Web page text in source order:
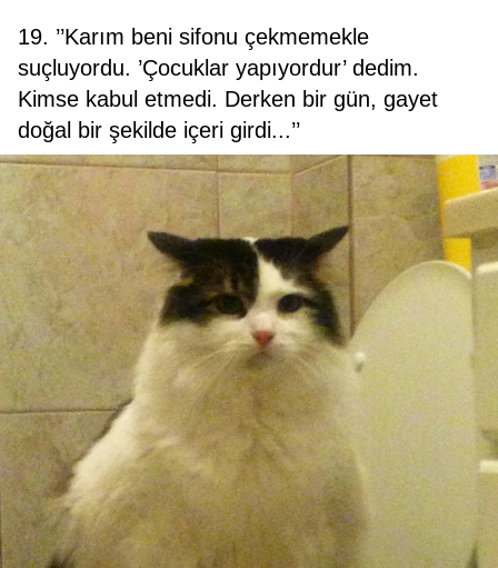
19. ’’Karım beni sifonu çekmemekle
suçluyordu. ’Çocuklar yapıyordur’ dedim.
Kimse kabul etmedi. Derken bir gün, gayet
doğal bir şekilde içeri girdi...’’